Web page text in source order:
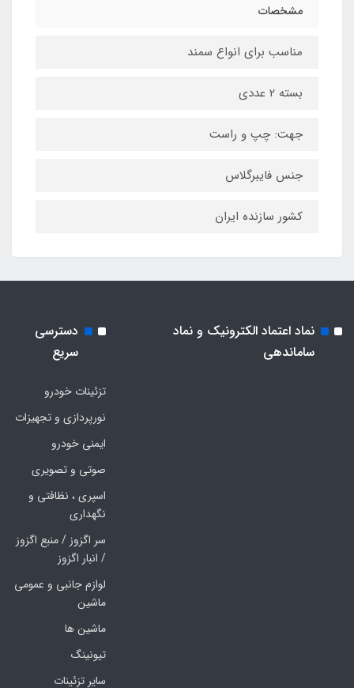
مشخصات
مناسب برای انواع سمند
بسته 2 عددی
جهت: چپ و راست
جنس فایبرگلاس
کشور سازنده ایران
نماد اعتماد الکترونیک و نماد
ساماندهی
دسترسی
سریع
تزئینات خودرو
نورپردازی و تجهیزات
ایمنی خودرو
صوتی و تصویری
اسپری ، نظافتی و
نگهداری
سر اگزوز / منبع اگزوز
/ انبار اگزوز
لوازم جانبی و عمومی
ماشین
ماشین ها
تیونینگ
سایر تزئینات